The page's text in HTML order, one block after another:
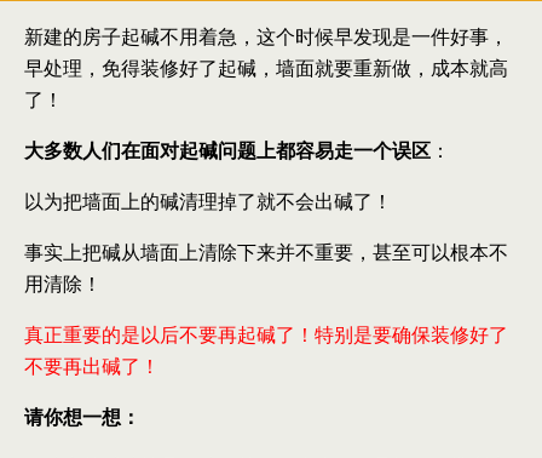
新建的房子起碱不用着急，这个时候早发现是一件好事，
早处理，免得装修好了起碱，墙面就要重新做，成本就高
了！
大多数人们在面对起碱问题上都容易走一个误区 ：
以为把墙面上的碱清理掉了就不会出碱了！
事实上把碱从墙面上清除下来并不重要，甚至可以根本不
用清除！
真正重要的是以后不要再起碱了！特别是要确保装修好了
不要再出碱了！
请你想一想：